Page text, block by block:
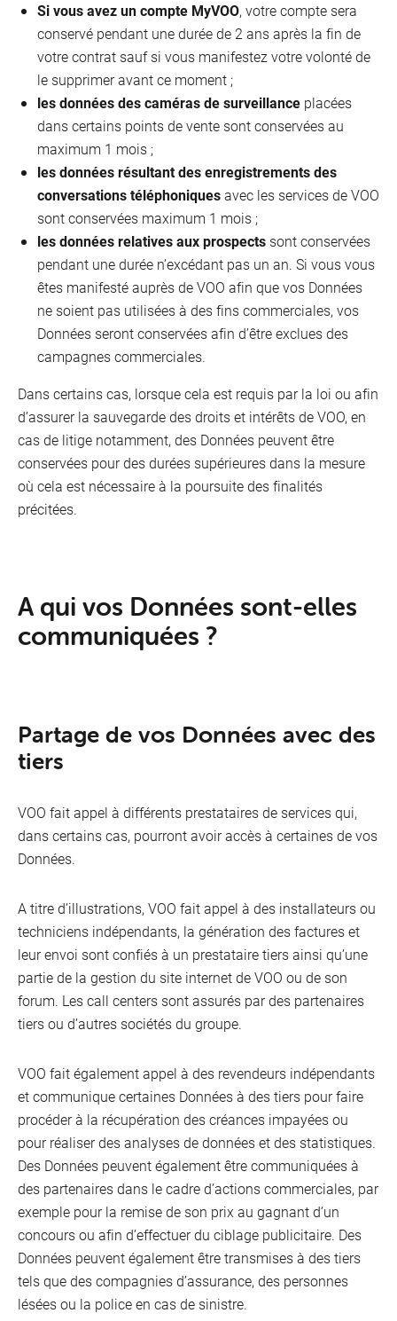
Si vous avez un compte MyVOO, votre compte sera
conservé pendant une durée de 2 ans après la fin de
votre contrat sauf si vous manifestez votre volonté de
le supprimer avant ce moment ;
les données des caméras de surveillance placées
dans certains points de vente sont conservées au
maximum 1 mois ;
les données résultant des enregistrements des
conversations téléphoniquesavec les services de VOO
sont conservées maximum 1 mois ;
les données relatives aux prospects sont conservées
pendant une durée n’excédant pas un an. Si vous vous
êtes manifesté auprès de VOO afin que vos Données
ne soient pas utilisées à des fins commerciales, vos
Données seront conservées afin d’être exclues des
campagnes commerciales.
Dans certains cas, lorsque cela est requis par la loi ou afin
d’assurer la sauvegarde des droits et intérêts de VOO, en
cas de litige notamment, des Données peuvent être
conservées pour des durées supérieures dans la mesure
où cela est nécessaire à la poursuite des finalités
précitées.
A qui vos Données sont-elles
communiquées ?
Partage de vos Données avec des
tiers
VOO fait appel à différents prestataires de services qui,
dans certains cas, pourront avoir accès à certaines de vos
Données.
A titre d’illustrations, VOO fait appel à des installateurs ou
techniciens indépendants, la génération des factures et
leur envoi sont confiés à un prestataire tiers ainsi qu’une
partie de la gestion du site internet de VOO ou de son
forum. Les call centers sont assurés par des partenaires
tiers ou d’autres sociétés du groupe.
VOO fait également appel à des revendeurs indépendants
et communique certaines Données à des tiers pour faire
procéder à la récupération des créances impayées ou
pour réaliser des analyses de données et des statistiques.
Des Données peuvent également être communiquées à
des partenaires dans le cadre d’actions commerciales, par
exemple pour la remise de son prix au gagnant d’un
concours ou afin d’effectuer du ciblage publicitaire. Des
Données peuvent également être transmises à des tiers
tels que des compagnies d’assurance, des personnes
lésées ou la police en cas de sinistre.